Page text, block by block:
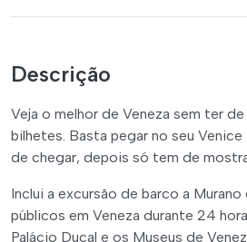
Descrição
Veja o melhor de Veneza sem ter
bilhetes. Basta pegar no seu
de chegar, depois só tem de
Inclui a excursão de barco a
públicos em Veneza durante 24
Palácio Ducal e os Museus de